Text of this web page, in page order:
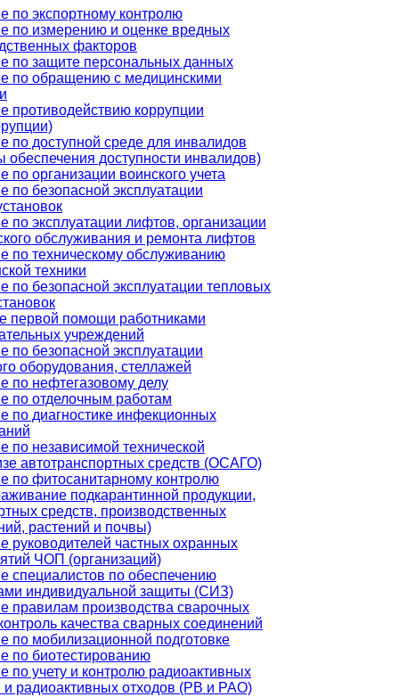
по экспортному контролю
по измерению и оценке вредных
факторов
по защите персональных данных
по обращению с медицинскими
противодействию коррупции
по доступной среде для инвалидов
обеспечения доступности инвалидов)
по организации воинского учета
по безопасной эксплуатации
по эксплуатации лифтов, организации
обслуживания и ремонта лифтов
по техническому обслуживанию
техники
по безопасной эксплуатации тепловых
первой помощи работниками
учреждений
по безопасной эксплуатации
оборудования, стеллажей
по нефтегазовому делу
по отделочным работам
по диагностике инфекционных
по независимой технической
автотранспортных средств (ОСАГО)
по фитосанитарному контролю
подкарантинной продукции,
средств, производственных
растений и почвы)
руководителей частных охранных
ЧОП (организаций)
специалистов по обеспечению
индивидуальной защиты (СИЗ)
правилам производства сварочных
качества сварных соединений
по мобилизационной подготовке
по биотестированию
по учету и контролю радиоактивных
и радиоактивных отходов (РВ и РАО)